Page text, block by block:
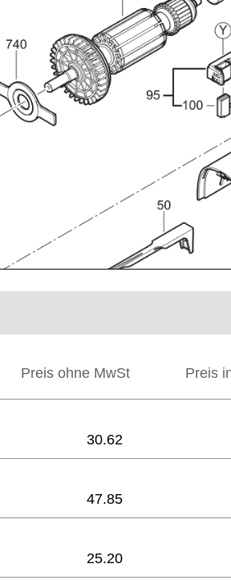
Preis ohne MwSt Preis
30.62
47.85
25.20